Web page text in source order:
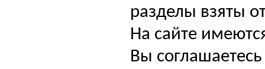
разделы взяты
На сайте
Вы